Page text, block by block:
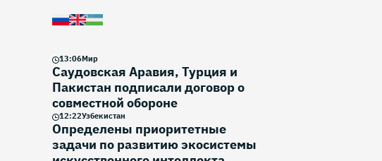
13:06Мир
Саудовская Аравия, Турция и
Пакистан подписали договор о
совместной обороне
12:22Узбекистан
Определены приоритетные
задачи по развитию экосистемы